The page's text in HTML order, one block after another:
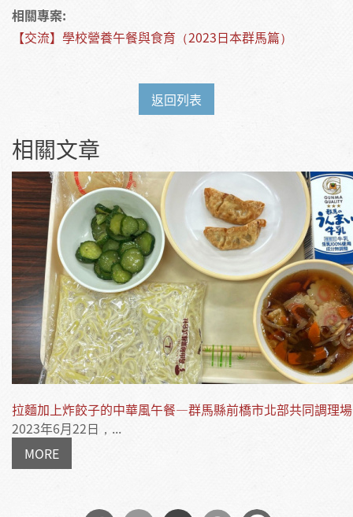
相關專案:
【交流】學校營養午餐與食育（2023日本群馬篇）
返回列表
相關文章
拉麵加上炸餃子的中華風午餐—群馬縣前橋市北部共同調理場
2023年6月22日，...
MORE